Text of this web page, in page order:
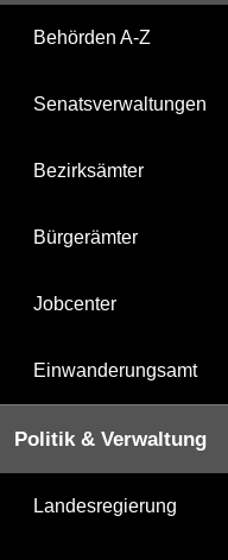
Behörden A-Z
Senatsverwaltungen
Bezirksämter
Bürgerämter
Jobcenter
Einwanderungsamt
Politik & Verwaltung
Landesregierung